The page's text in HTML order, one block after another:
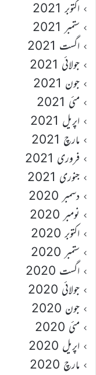
اکتوبر 2021
ستمبر 2021
اگست 2021
جولائی 2021
جون 2021
مئی 2021
اپریل 2021
مارچ 2021
فروری 2021
جنوری 2021
دسمبر 2020
نومبر 2020
اکتوبر 2020
ستمبر 2020
اگست 2020
جولائی 2020
جون 2020
مئی 2020
اپریل 2020
مارچ 2020